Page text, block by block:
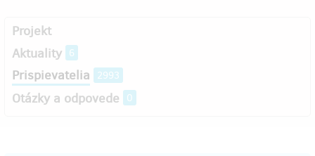
Projekt
Aktuality 6
Prispievatelia 2993
Otázky a odpovede 0